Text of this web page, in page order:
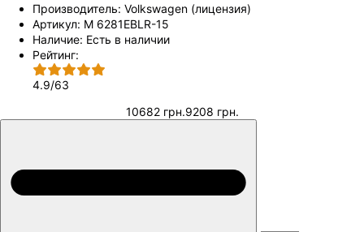
Производитель: Volkswagen (лицензия)
Артикул: M 6281EBLR-15
Наличие: Есть в наличии
Рейтинг:
4.9/63
10682 грн.9208 грн.